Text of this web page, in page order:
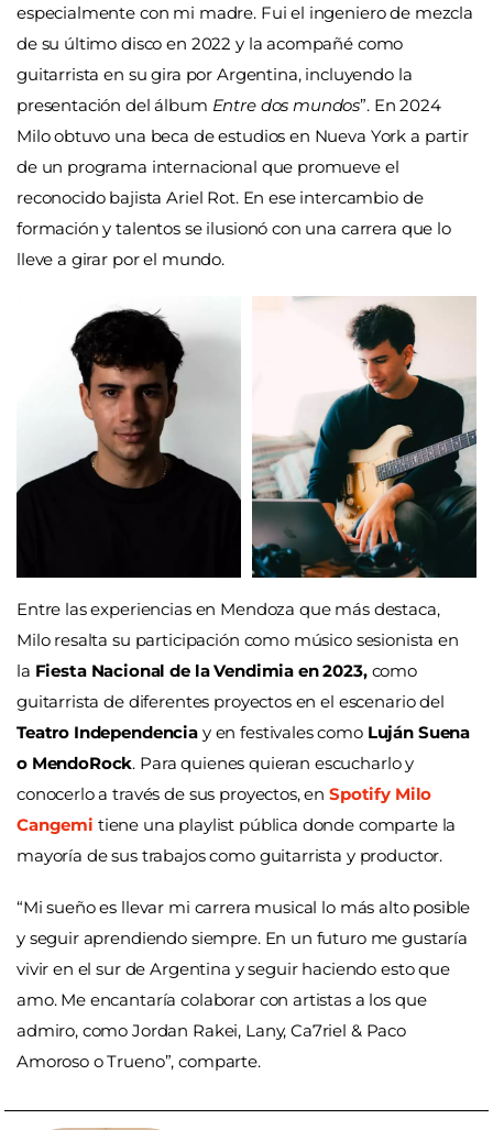
especialmente con mi madre. Fui el ingeniero de mezcla
de su último disco en 2022 y la acompañé como
guitarrista en su gira por Argentina, incluyendo la
presentación del álbum Entre dos mundos”. En 2024
Milo obtuvo una beca de estudios en Nueva York a partir
de un programa internacional que promueve el
reconocido bajista Ariel Rot. En ese intercambio de
formación y talentos se ilusionó con una carrera que lo
lleve a girar por el mundo.
Entre las experiencias en Mendoza que más destaca,
Milo resalta su participación como músico sesionista en
la Fiesta Nacional de la Vendimia en 2023,como
guitarrista de diferentes proyectos en el escenario del
Teatro Independencia y en festivales como Luján Suena
o MendoRock. Para quienes quieran escucharlo y
conocerlo a través de sus proyectos, enSpotify Milo
Cangemi tiene una playlist pública donde comparte la
mayoría de sus trabajos como guitarrista y productor.
“Mi sueño es llevar mi carrera musical lo más alto posible
y seguir aprendiendo siempre. En un futuro me gustaría
vivir en el sur de Argentina y seguir haciendo esto que
amo. Me encantaría colaborar con artistas a los que
admiro, como Jordan Rakei, Lany, Ca7riel & Paco
Amoroso o Trueno”, comparte.